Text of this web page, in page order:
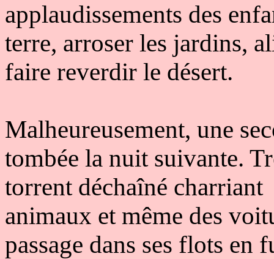
applaudissements des
terre, arroser les jardins,
faire reverdir le désert.
Malheureusement, une
tombée la nuit suivante.
torrent déchaîné charriant
animaux et même des
passage dans ses flots en